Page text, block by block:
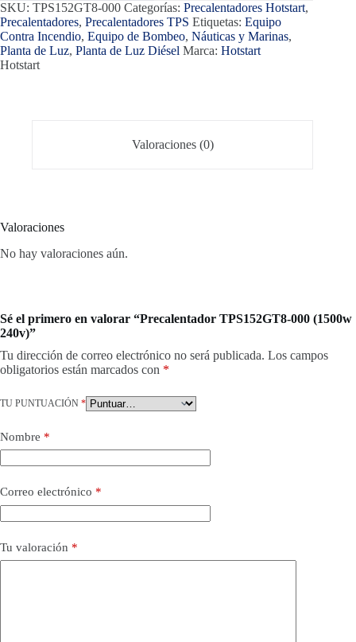
SKU: TPS152GT8-000 Categorías: Precalentadores Hotstart,
Precalentadores, Precalentadores TPS Etiquetas: Equipo
Contra Incendio, Equipo de Bombeo, Náuticas y Marinas,
Planta de Luz, Planta de Luz Diésel Marca: Hotstart
Hotstart
Valoraciones (0)
Valoraciones
No hay valoraciones aún.
Sé el primero en valorar “Precalentador TPS152GT8-000 (1500w
240v)”
Tu dirección de correo electrónico no será publicada. Los campos
obligatorios están marcados con *
TU PUNTUACIÓN *
Nombre *
Correo electrónico *
Tu valoración *